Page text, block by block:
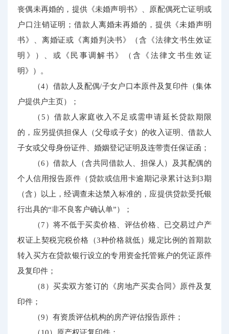
丧偶未再婚的，提供《未婚声明书》、原配偶死亡证明或
户口注销证明；借款人离婚未再婚的，提供《未婚声明
书》、离婚证或《离婚判决书》（含《法律文书生效证
明》）、或《民事调解书》（含《法律文书生效证
明》）。
（4）借款人及配偶/子女户口本原件及复印件（集体
户提供户主页）；
（5）借款人家庭收入不足或需申请延长贷款期限
的，应另提供担保人（父母或子女）的收入证明、借款人
子女或父母身份证件、婚姻登记证明及连带责任保证函；
（6）借款人（含共同借款人、担保人）及其配偶的
个人信用报告原件（贷款或信用卡逾期记录累计达到3期
（含）以上，经调查未达禁入标准的，应提供贷款受托银
行出具的“非不良客户确认单”）；
（7）将不低于买卖价格、评估价格、已交易过户产
权证上契税完税价格（3种价格就低）规定比例的首期款
转入买方在贷款银行设立的专用资金托管账户的凭证原件
及复印件；
（8）买卖双方签订的《房地产买卖合同》原件及复
印件；
（9）有资质评估机构的房产评估报告原件；
（10）原产权证复印件；